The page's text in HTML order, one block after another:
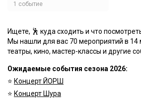
1 событие
Ищете, 🕺 куда сходить и что
Мы нашли для вас 70 мероприятий в 14
театры, кино, мастер-классы и другие
Ожидаемые события сезона 2026:
⭐️ Концерт ЙОРШ
⭐️ Концерт Шура